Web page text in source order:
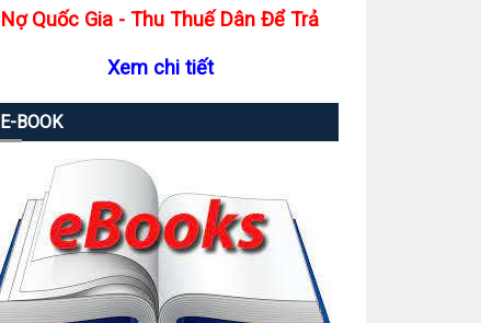
Nợ Quốc Gia - Thu Thuế Dân Để Trả
Xem chi tiết
E-BOOK